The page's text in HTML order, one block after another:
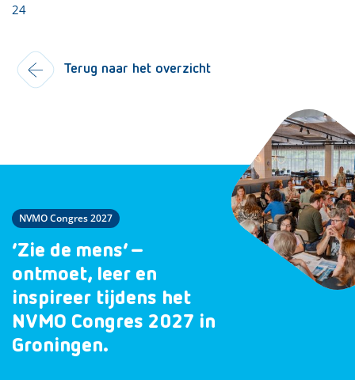
24
Terug naar het overzicht
NVMO Congres 2027
‘Zie de mens’ –
ontmoet, leer en
inspireer tijdens het
NVMO Congres 2027 in
Groningen.